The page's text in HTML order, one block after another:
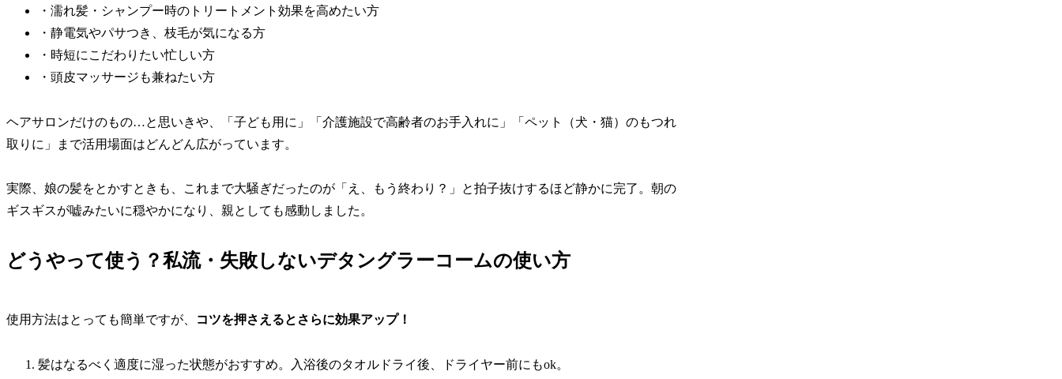
・濡れ髪・シャンプー時のトリートメント効果を高めたい方
・静電気やパサつき、枝毛が気になる方
・時短にこだわりたい忙しい方
・頭皮マッサージも兼ねたい方
ヘアサロンだけのもの…と思いきや、「子ども用に」「介護施設で高齢者のお手入れに」「ペット（犬・猫）のもつれ
取りに」まで活用場面はどんどん広がっています。
実際、娘の髪をとかすときも、これまで大騒ぎだったのが「え、もう終わり？」と拍子抜けするほど静かに完了。朝の
ギスギスが嘘みたいに穏やかになり、親としても感動しました。
どうやって使う？私流・失敗しないデタングラーコームの使い方
使用方法はとっても簡単ですが、 コツを押さえるとさらに効果アップ！
髪はなるべく適度に湿った状態がおすすめ。入浴後のタオルドライ後、ドライヤー前にもok。